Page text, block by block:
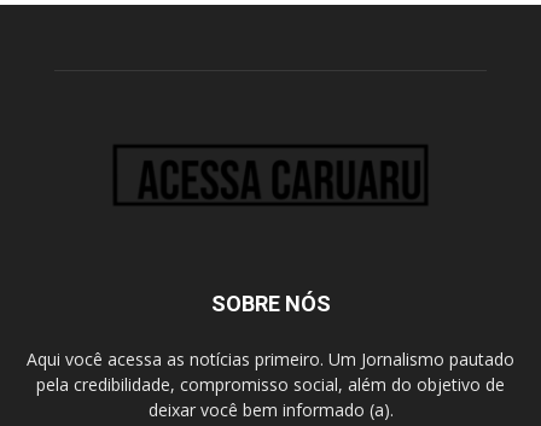
SOBRE NÓS
Aqui você acessa as notícias primeiro. Um Jornalismo pautado
pela credibilidade, compromisso social, além do objetivo de
deixar você bem informado (a).